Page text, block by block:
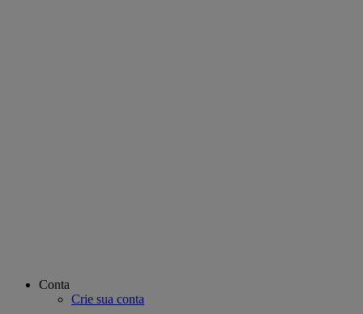
Conta
Crie sua conta